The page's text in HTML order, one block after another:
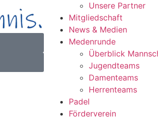
Unsere Partner
Mitgliedschaft
News & Medien
Medenrunde
Überblick
Jugendteams
Damenteams
Herrenteams
Padel
Förderverein